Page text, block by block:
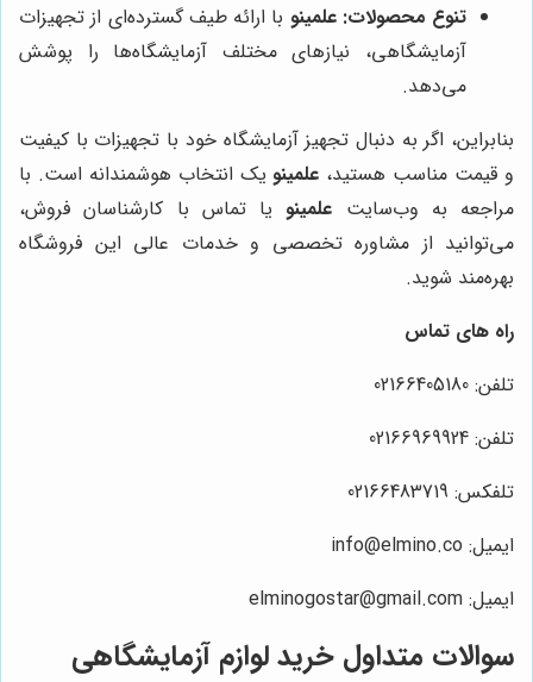
تنوع محصولات: علمینو با ارائه طیف گسترده‌ای از تجهیزات
آزمایشگاهی، نیازهای مختلف آزمایشگاه‌ها را پوشش
می‌دهد.
بنابراین، اگر به دنبال تجهیز آزمایشگاه خود با تجهیزات با کیفیت
و قیمت مناسب هستید، علمینویک انتخاب هوشمندانه است. با
مراجعه به وب‌سایت علمینویا تماس با کارشناسان فروش،
می‌توانید از مشاوره تخصصی و خدمات عالی این فروشگاه
بهره‌مند شوید.
راه های تماس
تلفن: 02166405180
تلفن: 02166969924
تلفکس: 02166483719
ایمیل: info@elmino.co
ایمیل: elminogostar@gmail.com
سوالات متداول خرید لوازم آزمایشگاهی